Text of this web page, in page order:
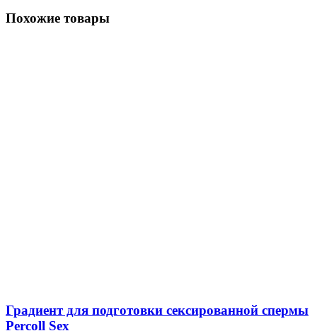
Похожие товары
Градиент для подготовки сексированной спермы
Percoll Sex